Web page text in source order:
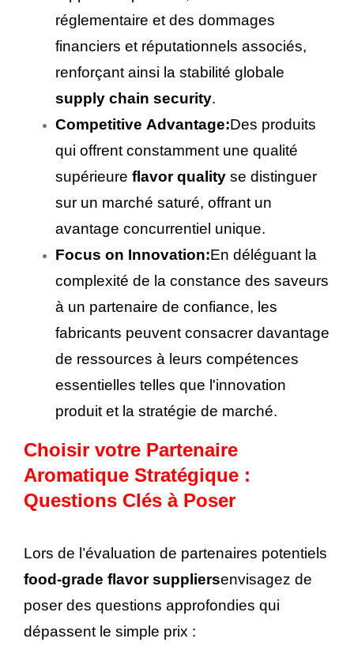
réglementaire et des dommages
financiers et réputationnels associés,
renforçant ainsi la stabilité globale
supply chain security.
Competitive Advantage:Des produits
qui offrent constamment une qualité
supérieure flavor quality se distinguer
sur un marché saturé, offrant un
avantage concurrentiel unique.
Focus on Innovation:En déléguant la
complexité de la constance des saveurs
à un partenaire de confiance, les
fabricants peuvent consacrer davantage
de ressources à leurs compétences
essentielles telles que l'innovation
produit et la stratégie de marché.
Choisir votre Partenaire
Aromatique Stratégique :
Questions Clés à Poser
Lors de l’évaluation de partenaires potentiels
food-grade flavor suppliersenvisagez de
poser des questions approfondies qui
dépassent le simple prix :